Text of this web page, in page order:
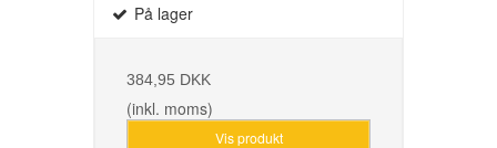
På lager
384,95 DKK
(inkl. moms)
Vis produkt